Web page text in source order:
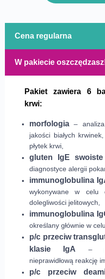
Cena regularna
W pakiecie
Pakiet zawiera 6
krwi:
morfologia –
jakości białych
płytek krwi,
gluten IgE swoiste
diagnostyce alergii
immunoglobulina
wykonywane w celu
dolegliwości jelitowych,
immunoglobulina
określany głównie w
p/c przeciw
klasie IgA –
nieprawidłową reakcję
p/c przeciw